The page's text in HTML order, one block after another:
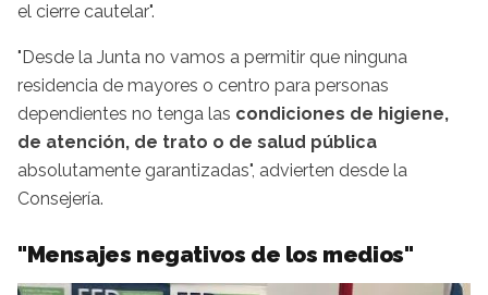
el cierre cautelar".
"Desde la Junta no vamos a permitir que ninguna
residencia de mayores o centro para personas
dependientes no tenga las condiciones de higiene,
de atención, de trato o de salud pública
absolutamente garantizadas", advierten desde la
Consejería.
"Mensajes negativos de los medios"